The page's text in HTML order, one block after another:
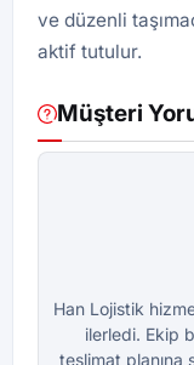
ve düzenli
aktif tutulur.
Müşteri
Han Lojistik
ilerledi. Ekip
teslimat planına